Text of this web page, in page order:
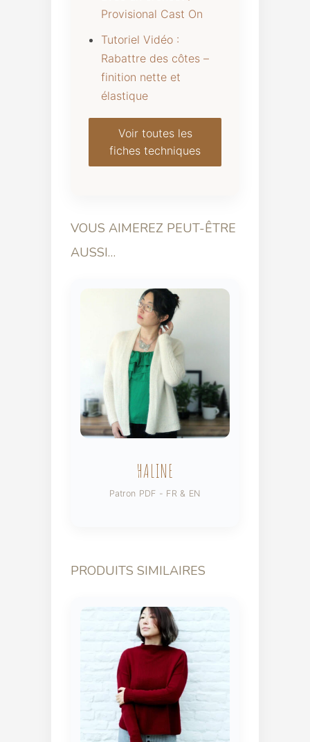
Provisional Cast On
Tutoriel Vidéo :
Rabattre des côtes –
finition nette et
élastique
Voir toutes les
fiches techniques
VOUS AIMEREZ PEUT-ÊTRE
AUSSI…
HALINE
Patron PDF - FR & EN
PRODUITS SIMILAIRES